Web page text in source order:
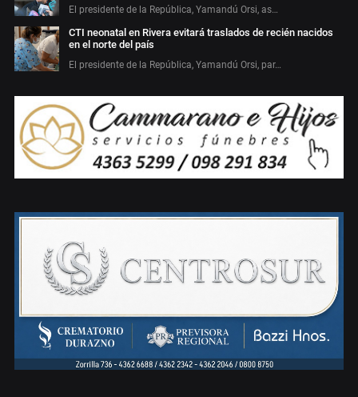
El presidente de la República, Yamandú Orsi, as…
CTI neonatal en Rivera evitará traslados de recién nacidos
en el norte del país
El presidente de la República, Yamandú Orsi, par…